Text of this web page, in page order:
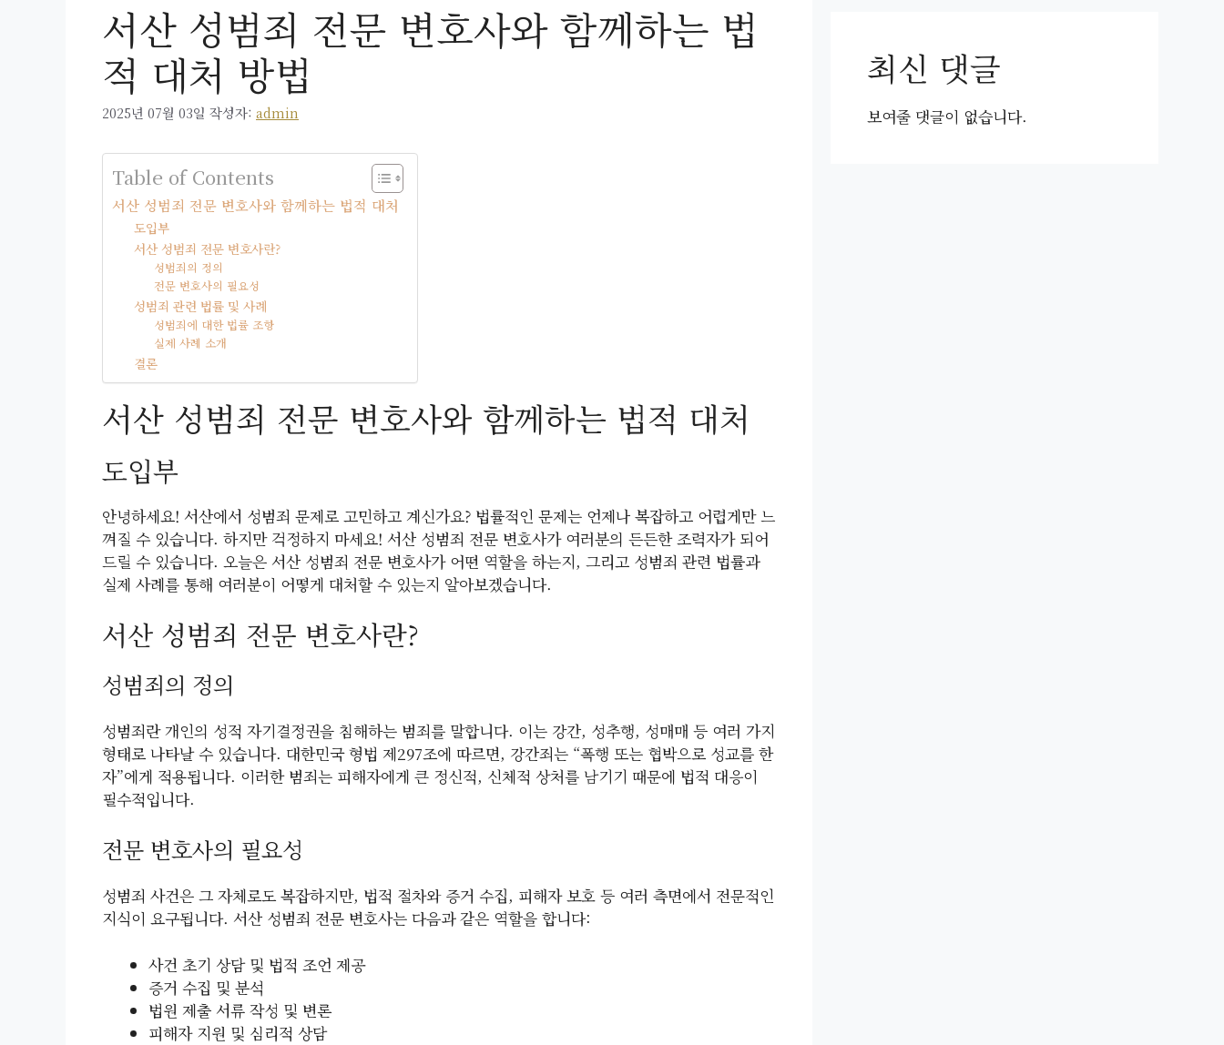
서산 성범죄 전문 변호사와 함께하는 법
적 대처 방법
2025년 07월 03일 작성자: admin
Table of Contents
서산 성범죄 전문 변호사와 함께하는 법적 대처
도입부
서산 성범죄 전문 변호사란?
성범죄의 정의
전문 변호사의 필요성
성범죄 관련 법률 및 사례
성범죄에 대한 법률 조항
실제 사례 소개
결론
서산 성범죄 전문 변호사와 함께하는 법적 대처
도입부
안녕하세요! 서산에서 성범죄 문제로 고민하고 계신가요? 법률적인 문제는 언제나 복잡하고 어렵게만 느
껴질 수 있습니다. 하지만 걱정하지 마세요! 서산 성범죄 전문 변호사가 여러분의 든든한 조력자가 되어
드릴 수 있습니다. 오늘은 서산 성범죄 전문 변호사가 어떤 역할을 하는지, 그리고 성범죄 관련 법률과
실제 사례를 통해 여러분이 어떻게 대처할 수 있는지 알아보겠습니다.
서산 성범죄 전문 변호사란?
성범죄의 정의
성범죄란 개인의 성적 자기결정권을 침해하는 범죄를 말합니다. 이는 강간, 성추행, 성매매 등 여러 가지
형태로 나타날 수 있습니다. 대한민국 형법 제297조에 따르면, 강간죄는 “폭행 또는 협박으로 성교를 한
자”에게 적용됩니다. 이러한 범죄는 피해자에게 큰 정신적, 신체적 상처를 남기기 때문에 법적 대응이
필수적입니다.
전문 변호사의 필요성
성범죄 사건은 그 자체로도 복잡하지만, 법적 절차와 증거 수집, 피해자 보호 등 여러 측면에서 전문적인
지식이 요구됩니다. 서산 성범죄 전문 변호사는 다음과 같은 역할을 합니다:
사건 초기 상담 및 법적 조언 제공
증거 수집 및 분석
법원 제출 서류 작성 및 변론
피해자 지원 및 심리적 상담
최신 댓글
보여줄 댓글이 없습니다.